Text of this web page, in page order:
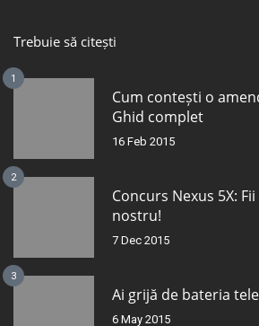
Trebuie să citești
1
Cum contești o
Ghid complet
16 Feb 2015
2
Concurs Nexus 5X:
nostru!
7 Dec 2015
3
Ai grijă de bateria
6 May 2015